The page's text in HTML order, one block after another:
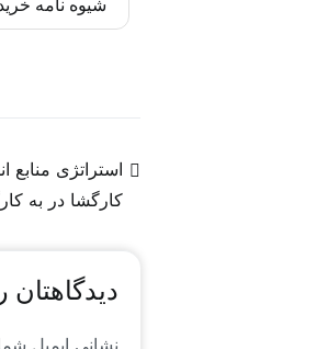
شبکه‌های
شیوه نامه
استراتژی منابع
کارگشا در به
دیدگاهتان